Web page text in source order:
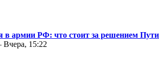
в армии РФ: что стоит за решением
15:22